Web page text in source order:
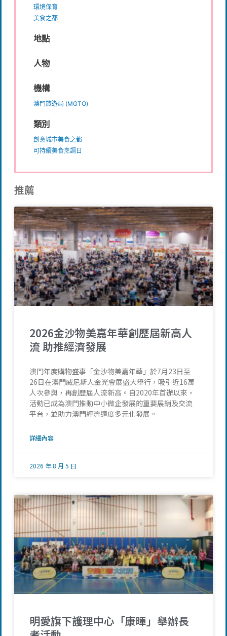
環境保育
美食之都
地點
人物
機構
澳門旅遊局 (MGTO)
類別
創意城市美食之都
可持續美食烹調日
推薦
2026金沙物美嘉年華創歷屆新高人
流 助推經濟發展
澳門年度購物盛事「金沙物美嘉年華」於7月23日至
26日在澳門威尼斯人金光會展盛大舉行，吸引近16萬
人次參與，再創歷屆人流新高。自2020年首辦以來，
活動已成為澳門推動中小微企發展的重要展銷及交流
平台，並助力澳門經濟適度多元化發展。
詳細內容
2026 年 8 月 5 日
明愛旗下護理中心「康暉」舉辦長